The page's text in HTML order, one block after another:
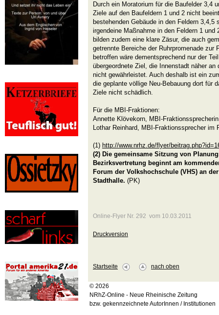
Durch ein Moratorium für die Baufelder 3,4
Ziele auf den Baufeldern 1 und 2 nicht
bestehenden Gebäude in den Feldern 3,4,5
irgendeine Maßnahme in den Feldern 1 und
bilden zudem eine klare Zäsur, die auch
getrennte Bereiche der Ruhrpromenade zur
betroffen wäre dementsprechend nur der
übergeordnete Ziel, die Innenstadt näher
nicht gewährleistet. Auch deshalb ist ein
die geplante völlige Neu-Bebauung dort für
Ziele nicht schädlich.
Für die MBI-Fraktionen:
Annette Klövekorn, MBI-
Lothar Reinhard, MBI-Fraktionssprecher im
(1) http://www.nrhz.de/flyer/
(2) Die gemeinsame Sitzung von
Bezirksvertretung beginnt am
Forum der Volkshochschule (VHS) an
Stadthalle. (PK)
Online-Flyer Nr. 292 vom 10.03.2011
Druckversion
Startseite nach oben
© 2026
NRhZ-Online - Neue Rheinische Zeitung
bzw. gekennzeichnete AutorInnen / Institutionen